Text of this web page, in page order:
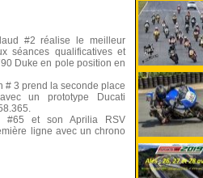
#2 réalise le meilleur
séances qualificatives et
Duke en pole position en
# 3 prend la seconde place
un prototype Ducati
#65 et son Aprilia RSV
ligne avec un chrono